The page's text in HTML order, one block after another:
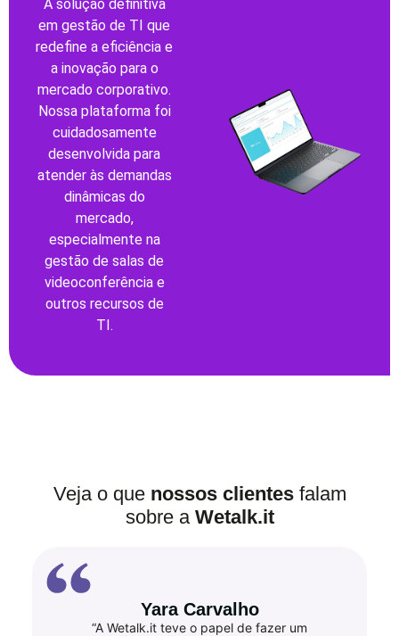
A solução definitiva
em gestão de TI que
redefine a eficiência e
a inovação para o
mercado corporativo.
Nossa plataforma foi
cuidadosamente
desenvolvida para
atender às demandas
dinâmicas do
mercado,
especialmente na
gestão de salas de
videoconferência e
outros recursos de
TI.
Veja o que nossos clientesfalam
sobre a Wetalk.it
Yara Carvalho
“A Wetalk.it teve o papel de fazer um